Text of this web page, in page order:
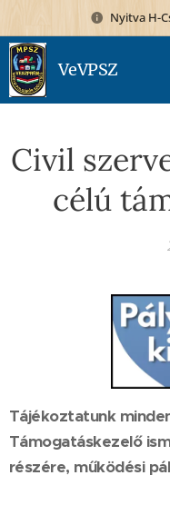
Nyitva H-
VeVPSZ
Civil
célú
Tájékoztatunk
Támogatáskezelő
részére, működési